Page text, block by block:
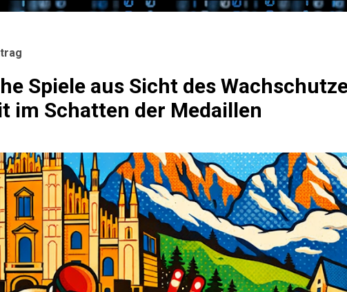
Spiele aus Sicht des
im Schatten der Medaillen